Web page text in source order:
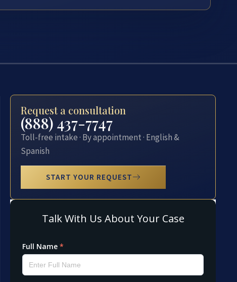
Request a consultation
(888) 437-7747
Toll-free intake · By appointment · English &
Spanish
START YOUR REQUEST